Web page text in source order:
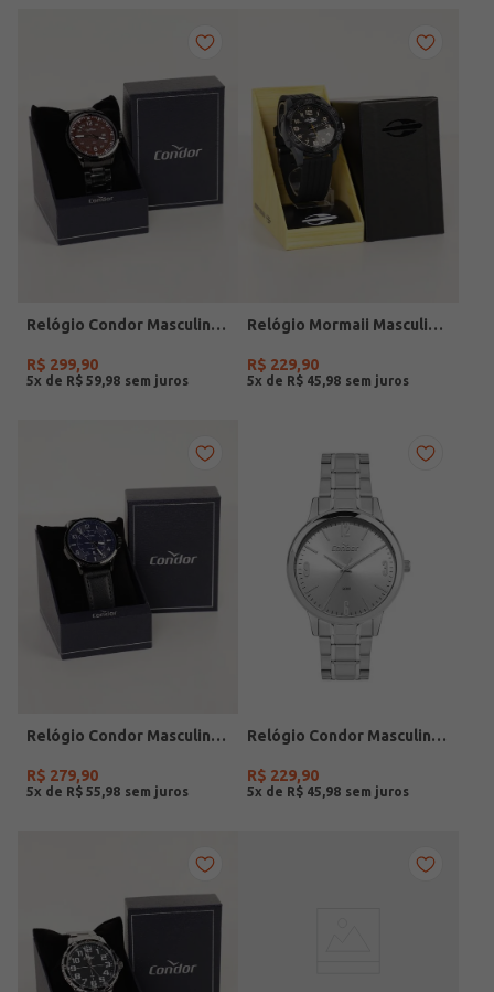
Relógio Condor Masculino PRETO
R$ 299,90
5x de R$ 59 98
Relógio Mormaii Masculino PRETO
R$ 229,90
5x de R$ 45 98
Relógio Condor Masculino PRETO
R$ 279,90
5x de R$ 55 98
Relógio Condor Masculino PRATA
R$ 229,90
5x de R$ 45 98